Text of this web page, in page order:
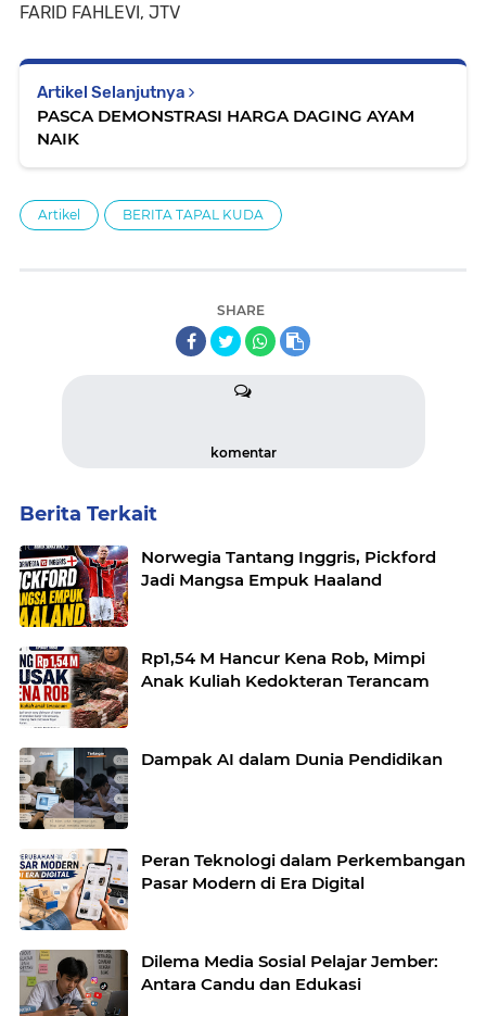
FARID FAHLEVI, JTV
Artikel Selanjutnya
PASCA DEMONSTRASI HARGA DAGING AYAM
NAIK
Artikel BERITA TAPAL KUDA
SHARE
komentar
Berita Terkait
Norwegia Tantang Inggris, Pickford
Jadi Mangsa Empuk Haaland
Rp1,54 M Hancur Kena Rob, Mimpi
Anak Kuliah Kedokteran Terancam
Dampak AI dalam Dunia Pendidikan
Peran Teknologi dalam Perkembangan
Pasar Modern di Era Digital
Dilema Media Sosial Pelajar Jember:
Antara Candu dan Edukasi